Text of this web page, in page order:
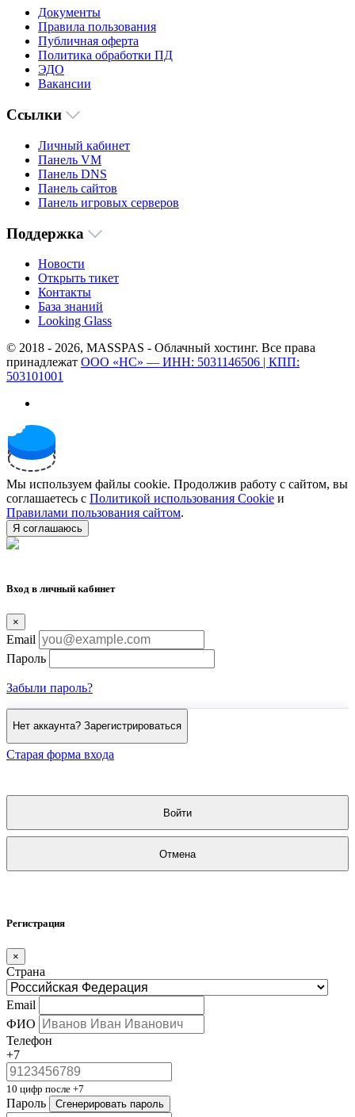
Документы
Правила пользования
Публичная оферта
Политика обработки ПД
ЭДО
Вакансии
Ссылки
Личный кабинет
Панель VM
Панель DNS
Панель сайтов
Панель игровых серверов
Поддержка
Новости
Открыть тикет
Контакты
База знаний
Looking Glass
© 2018 - 2026, MASSPAS - Облачный хостинг. Все права
принадлежат ООО «НС» — ИНН: 5031146506 | КПП:
503101001
Мы используем файлы cookie. Продолжив работу с сайтом, вы
соглашаетесь с Политикой использования Cookie и
Правилами пользования сайтом.
Я соглашаюсь
Вход в личный кабинет
×
Email
Пароль
Забыли пароль?
Нет аккаунта? Зарегистрироваться
Старая форма входа
Отмена
Войти
Регистрация
×
Страна
Email
ФИО
Телефон
+7
10 цифр после +7
Пароль Сгенерировать пароль